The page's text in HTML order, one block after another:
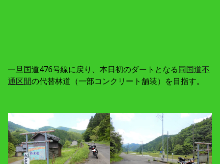
一旦国道476号線に戻り、本日初のダートとなる同国道不
通区間の代替林道（一部コンクリート舗装）を目指す。